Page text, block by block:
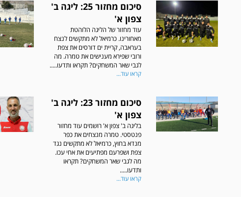
סיכום מחזור 25: ליגה ב'
צפון א'
עוד מחזור של הליגה הלוהטת
מאחורינו. כרמיאל לא מתקשים לנצח
בעראבה, קריית ים דורסים את צפת
ורובי שפירא מענישים את טמרה. מה
לגבי שאר המשחקים? תקראו ותדעו.....
קראו עוד...
סיכום מחזור 23: ליגה ב'
צפון א'
בליגה ב' צפון א' רושמים עוד מחזור
פנטסטי. טמרה מנצחים את כפר
מנדא בחוץ, כרמיאל לא מתקשים נגד
צפת ושפרעם מפתיעים את אחי עכו.
מה לגבי שאר המשחקים? תקראו
ותדעו.....
קראו עוד...